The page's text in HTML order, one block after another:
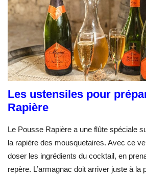
Les ustensiles pour
Rapière
Le Pousse Rapière a une flûte spéciale
la rapière des mousquetaires. Avec ce
doser les ingrédients du cocktail, en
repère. L’armagnac doit arriver juste à la